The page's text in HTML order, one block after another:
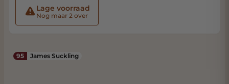
Lage voorraad
Nog maar 2 over
95 James Suckling